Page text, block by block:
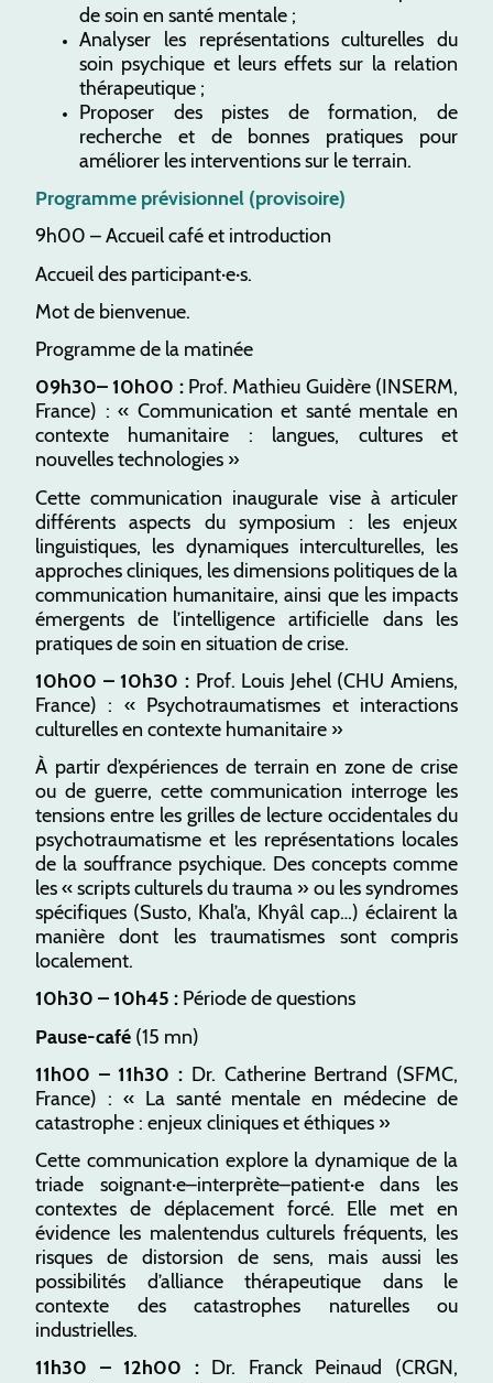
de soin en santé mentale ;
Analyser les représentations culturelles du
soin psychique et leurs effets sur la relation
thérapeutique ;
Proposer des pistes de formation, de
recherche et de bonnes pratiques pour
améliorer les interventions sur le terrain.
Programme prévisionnel (provisoire)
9h00 – Accueil café et introduction
Accueil des participant·e·s.
Mot de bienvenue.
Programme de la matinée
09h30– 10h00 : Prof. Mathieu Guidère (INSERM,
France) : « Communication et santé mentale en
contexte humanitaire : langues, cultures et
nouvelles technologies »
Cette communication inaugurale vise à articuler
différents aspects du symposium : les enjeux
linguistiques, les dynamiques interculturelles, les
approches cliniques, les dimensions politiques de la
communication humanitaire, ainsi que les impacts
émergents de l’intelligence artificielle dans les
pratiques de soin en situation de crise.
10h00 – 10h30 :Prof. Louis Jehel (CHU Amiens,
France) : « Psychotraumatismes et interactions
culturelles en contexte humanitaire »
À partir d’expériences de terrain en zone de crise
ou de guerre, cette communication interroge les
tensions entre les grilles de lecture occidentales du
psychotraumatisme et les représentations locales
de la souffrance psychique. Des concepts comme
les « scripts culturels du trauma » ou les syndromes
spécifiques (Susto, Khal’a, Khyâl cap…) éclairent la
manière dont les traumatismes sont compris
localement.
10h30 – 10h45 : Période de questions
Pause-café (15 mn)
11h00 – 11h30 : Dr. Catherine Bertrand (SFMC,
France) : « La santé mentale en médecine de
catastrophe : enjeux cliniques et éthiques »
Cette communication explore la dynamique de la
triade soignant·e–interprète–patient·e dans les
contextes de déplacement forcé. Elle met en
évidence les malentendus culturels fréquents, les
risques de distorsion de sens, mais aussi les
possibilités d’alliance thérapeutique dans le
contexte des catastrophes naturelles ou
industrielles.
11h30 – 12h00 :Dr. Franck Peinaud (CRGN,